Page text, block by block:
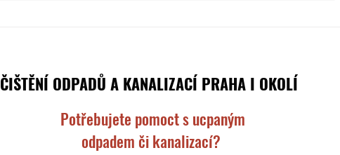
ČIŠTĚNÍ ODPADŮ A KANALIZACÍ PRAHA I OKOLÍ
Potřebujete pomoct s ucpaným
odpadem či kanalizací?